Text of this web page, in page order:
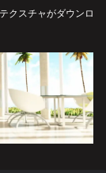
クスチャがダウンロ